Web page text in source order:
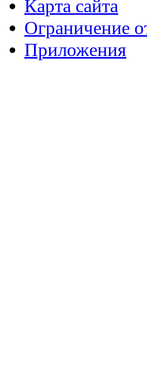
Карта сайта
Ограничение
Приложения